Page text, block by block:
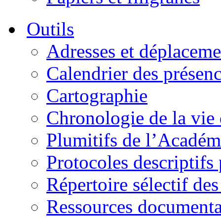
Outils
Adresses et
Calendrier des
Cartographie
Chronologie de la vie
Plumitifs de
Protocoles descriptifs
Répertoire sélectif
Ressources